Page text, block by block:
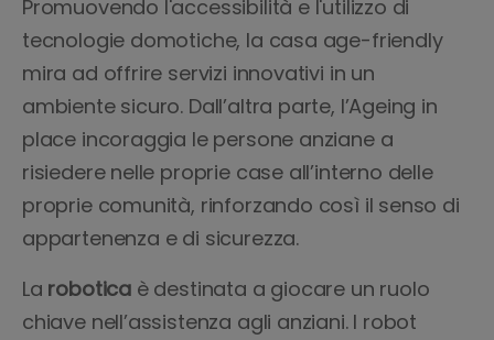
Promuovendo l'accessibilità e l'utilizzo di
tecnologie domotiche, la casa age-friendly
mira ad offrire servizi innovativi in un
ambiente sicuro. Dall’altra parte, l’Ageing in
place incoraggia le persone anziane a
risiedere nelle proprie case all’interno delle
proprie comunità, rinforzando così il senso di
appartenenza e di sicurezza.
La robotica è destinata a giocare un ruolo
chiave nell’assistenza agli anziani. I robot